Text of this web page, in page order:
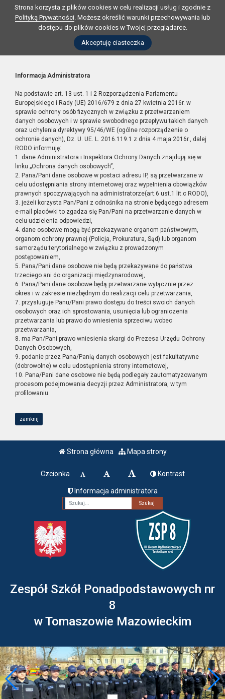
Strona korzysta z plików cookies w celu realizacji usług i zgodnie z
Polityką Prywatności. Możesz określić warunki przechowywania lub
dostępu do plików cookies w Twojej przeglądarce.
Akceptuję ciasteczka
Informacja Administratora
Na podstawie art. 13 ust. 1 i 2 Rozporządzenia Parlamentu
Europejskiego i Rady (UE) 2016/679 z dnia 27 kwietnia 2016r. w
sprawie ochrony osób fizycznych w związku z przetwarzaniem
danych osobowych i w sprawie swobodnego przepływu takich danych
oraz uchylenia dyrektywy 95/46/WE (ogólne rozporządzenie o
ochronie danych), Dz. U. UE. L. 2016.119.1 z dnia 4 maja 2016r., dalej
RODO informuję:
1. dane Administratora i Inspektora Ochrony Danych znajdują się w
linku „Ochrona danych osobowych”,
2. Pana/Pani dane osobowe w postaci adresu IP, są przetwarzane w
celu udostępniania strony internetowej oraz wypełnienia obowiązków
prawnych spoczywających na administratorze(art.6 ust.1 lit.c RODO),
3. jeżeli korzysta Pan/Pani z odnośnika na stronie będącego adresem
e-mail placówki to zgadza się Pan/Pani na przetwarzanie danych w
celu udzielenia odpowiedzi,
4. dane osobowe mogą być przekazywane organom państwowym,
organom ochrony prawnej (Policja, Prokuratura, Sąd) lub organom
samorządu terytorialnego w związku z prowadzonym
postępowaniem,
5. Pana/Pani dane osobowe nie będą przekazywane do państwa
trzeciego ani do organizacji międzynarodowej,
6. Pana/Pani dane osobowe będą przetwarzane wyłącznie przez
okres i w zakresie niezbędnym do realizacji celu przetwarzania,
7. przysługuje Panu/Pani prawo dostępu do treści swoich danych
osobowych oraz ich sprostowania, usunięcia lub ograniczenia
przetwarzania lub prawo do wniesienia sprzeciwu wobec
przetwarzania,
8. ma Pan/Pani prawo wniesienia skargi do Prezesa Urzędu Ochrony
Danych Osobowych,
9. podanie przez Pana/Panią danych osobowych jest fakultatywne
(dobrowolne) w celu udostępnienia strony internetowej,
10. Pana/Pani dane osobowe nie będą podlegały zautomatyzowanym
procesom podejmowania decyzji przez Administratora, w tym
profilowaniu.
zamknij
Strona główna Mapa strony
Czcionka Kontrast
Informacja administratora
Fraza
Zespół Szkół Ponadpodstawowych nr
8
w Tomaszowie Mazowieckim